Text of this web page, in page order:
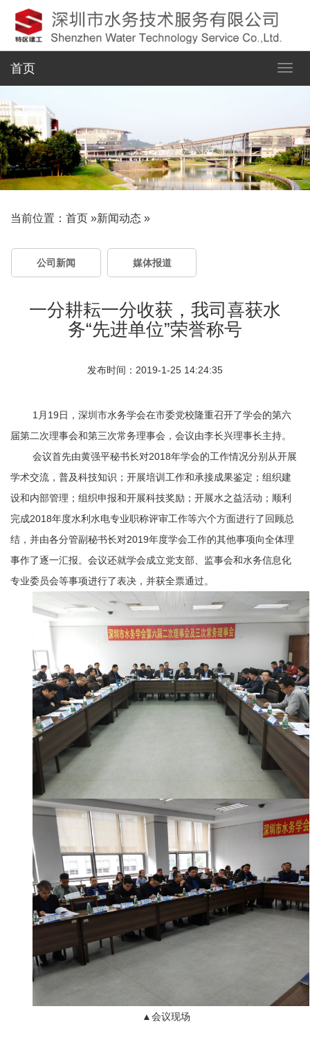
首页
当前位置： 首页 »新闻动态 »
公司新闻 媒体报道
一分耕耘一分收获，我司喜获水
务“先进单位”荣誉称号
发布时间：2019-1-25 14:24:35
1月19日，深圳市水务学会在市委党校隆重召开了学会的第六
届第二次理事会和第三次常务理事会，会议由李长兴理事长主持。
会议首先由黄强平秘书长对2018年学会的工作情况分别从开展
学术交流，普及科技知识；开展培训工作和承接成果鉴定；组织建
设和内部管理；组织申报和开展科技奖励；开展水之益活动；顺利
完成2018年度水利水电专业职称评审工作等六个方面进行了回顾总
结，并由各分管副秘书长对2019年度学会工作的其他事项向全体理
事作了逐一汇报。会议还就学会成立党支部、监事会和水务信息化
专业委员会等事项进行了表决，并获全票通过。
▲会议现场